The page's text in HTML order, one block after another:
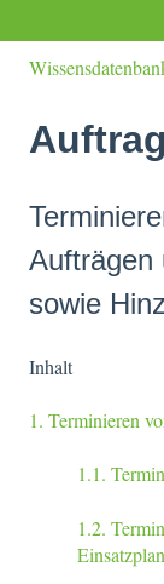
Aufträgen
sowie
Inhalt
1. Terminieren
1.1.
1.2.